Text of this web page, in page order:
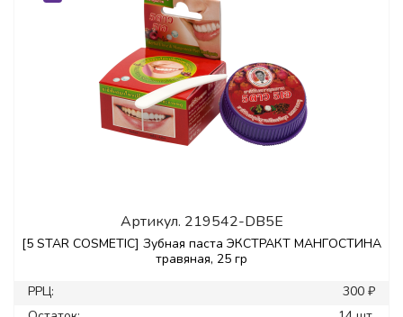
Артикул. 219542-DB5E
[5 STAR COSMETIC] Зубная паста ЭКСТРАКТ МАНГОСТИНА
травяная, 25 гр
РРЦ:
300 ₽